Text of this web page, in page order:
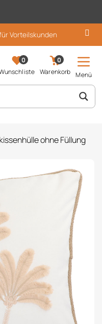
Vorteilskunden
0
0
Warenkorb
Menü
ohne Füllung